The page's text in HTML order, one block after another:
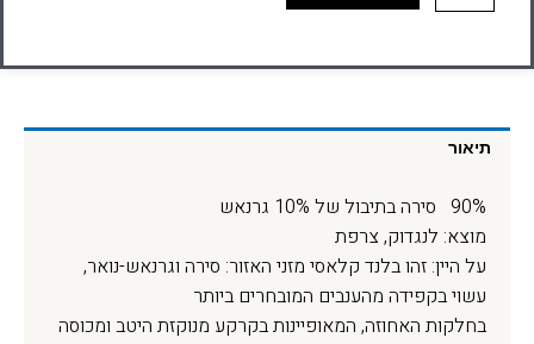
תיאור
90% סירה בתיבול של 10% גרנאש
מוצא: לנגדוק, צרפת
על היין: זהו בלנד קלאסי מזני האזור: סירה וגרנאש-נואר,
עשוי בקפידה מהענבים המובחרים ביותר
בחלקות האחוזה, המאופיינות בקרקע מנוקזת היטב ומכוסה